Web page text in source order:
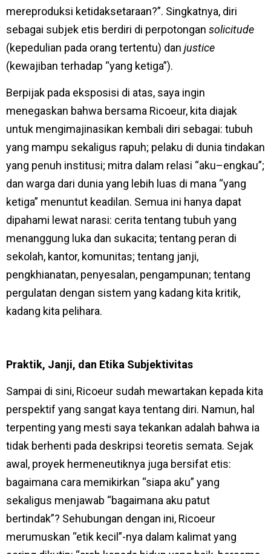
mereproduksi ketidaksetaraan?”. Singkatnya, diri
sebagai subjek etis berdiri di perpotongan solicitude
(kepedulian pada orang tertentu) dan justice
(kewajiban terhadap “yang ketiga”).
Berpijak pada eksposisi di atas, saya ingin
menegaskan bahwa bersama Ricoeur, kita diajak
untuk mengimajinasikan kembali diri sebagai: tubuh
yang mampu sekaligus rapuh; pelaku di dunia tindakan
yang penuh institusi; mitra dalam relasi “aku–engkau”;
dan warga dari dunia yang lebih luas di mana “yang
ketiga” menuntut keadilan. Semua ini hanya dapat
dipahami lewat narasi: cerita tentang tubuh yang
menanggung luka dan sukacita; tentang peran di
sekolah, kantor, komunitas; tentang janji,
pengkhianatan, penyesalan, pengampunan; tentang
pergulatan dengan sistem yang kadang kita kritik,
kadang kita pelihara.
Praktik, Janji, dan Etika Subjektivitas
Sampai di sini, Ricoeur sudah mewartakan kepada kita
perspektif yang sangat kaya tentang diri. Namun, hal
terpenting yang mesti saya tekankan adalah bahwa ia
tidak berhenti pada deskripsi teoretis semata. Sejak
awal, proyek hermeneutiknya juga bersifat etis:
bagaimana cara memikirkan “siapa aku” yang
sekaligus menjawab “bagaimana aku patut
bertindak”? Sehubungan dengan ini, Ricoeur
merumuskan “etik kecil”-nya dalam kalimat yang